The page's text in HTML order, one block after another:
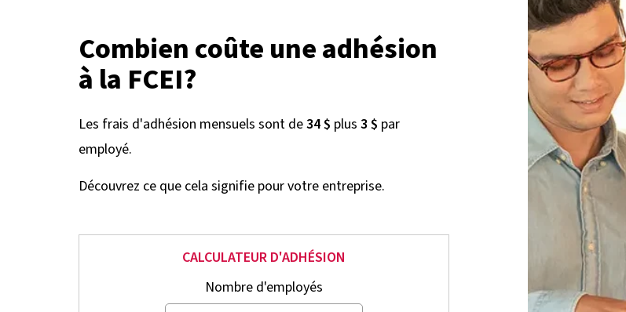
Combien coûte une adhésion
à la FCEI?
Les frais d'adhésion mensuels sont de34 $ plus 3 $ par
employé.
Découvrez ce que cela signifie pour votre entreprise.
CALCULATEUR D'ADHÉSION
Nombre d'employés